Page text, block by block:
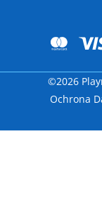
©2026
Ochrona